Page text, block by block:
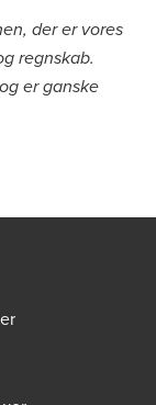
der er vores
regnskab.
er ganske